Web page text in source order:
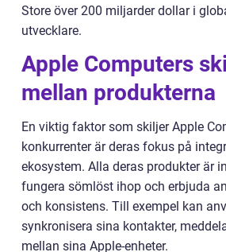
Store över 200 miljarder dollar i
utvecklare.
Apple Computers
mellan produkterna
En viktig faktor som skiljer Apple
konkurrenter är deras fokus på
ekosystem. Alla deras produkter är
fungera sömlöst ihop och erbjuda
och konsistens. Till exempel kan
synkronisera sina kontakter,
mellan sina Apple-enheter.